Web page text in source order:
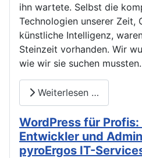
ihn wartete. Selbst die
Technologien unserer Zeit,
künstliche Intelligenz,
Steinzeit vorhanden. Wir
wie wir sie suchen mussten.
Weiterlesen …
WordPress für
Entwickler und
pyroErgos IT-